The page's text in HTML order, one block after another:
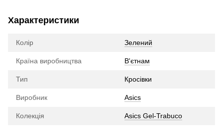
Характеристики
Колір Зелений
Країна виробництва В'єтнам
Тип Кросівки
Виробник Asics
Колекція Asics Gel-Trabuco